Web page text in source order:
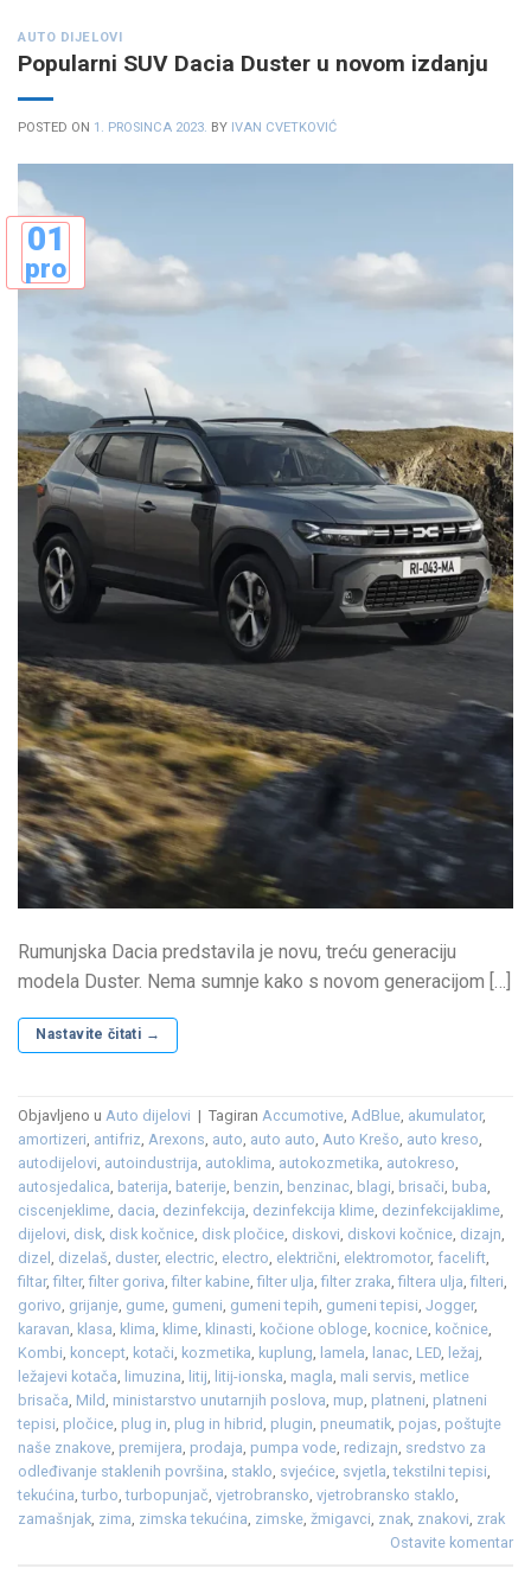
AUTO DIJELOVI
Popularni SUV Dacia Duster u novom izdanju
POSTED ON 1. PROSINCA 2023. BY IVAN CVETKOVIĆ
01
pro
Rumunjska Dacia predstavila je novu, treću generaciju
modela Duster. Nema sumnje kako s novom generacijom […]
Nastavite čitati →
Objavljeno u Auto dijelovi | Tagiran Accumotive, AdBlue, akumulator,
amortizeri, antifriz, Arexons, auto, auto auto, Auto Krešo, auto kreso,
autodijelovi, autoindustrija, autoklima, autokozmetika, autokreso,
autosjedalica, baterija, baterije, benzin, benzinac, blagi, brisači, buba,
ciscenjeklime, dacia, dezinfekcija, dezinfekcija klime, dezinfekcijaklime,
dijelovi, disk, disk kočnice, disk pločice, diskovi, diskovi kočnice, dizajn,
dizel , dizelaš, duster, electric, electro, električni, elektromotor, facelift,
filtar,filter,filter goriva,filter kabine,filter ulja,filter zraka,filtera ulja,filteri,
gorivo, grijanje, gume, gumeni, gumeni tepih, gumeni tepisi, Jogger,
karavan, klasa, klima, klime, klinasti, kočione obloge, kocnice, kočnice,
Kombi, koncept, kotači, kozmetika, kuplung, lamela, lanac, LED, ležaj,
ležajevi kotača, limuzina, litij, litij-ionska, magla, mali servis, metlice
brisača, Mild, ministarstvo unutarnjih poslova, mup, platneni, platneni
tepisi, pločice, plug in, plug in hibrid, plugin, pneumatik, pojas, poštujte
naše znakove, premijera, prodaja, pumpa vode, redizajn, sredstvo za
odleđivanje staklenih površina, staklo, svjećice, svjetla,tekstilni tepisi,
tekućina,turbo,turbopunjač, vjetrobransko, vjetrobransko staklo,
zamašnjak, zima, zimska tekućina, zimske, žmigavci, znak, znakovi, zrak
Ostavite komentar